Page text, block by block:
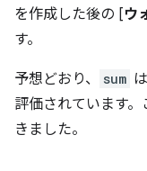
を作成した後の [ウ
す。
予想どおり、 sum
評価されています
きました。